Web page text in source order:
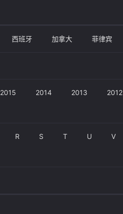
西班牙 加拿大 菲律宾
2015 2014 2013 2012
R S T U V